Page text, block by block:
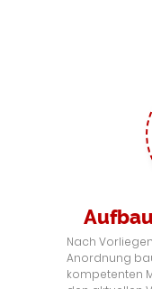
Nach
Anordnung
kompetenten